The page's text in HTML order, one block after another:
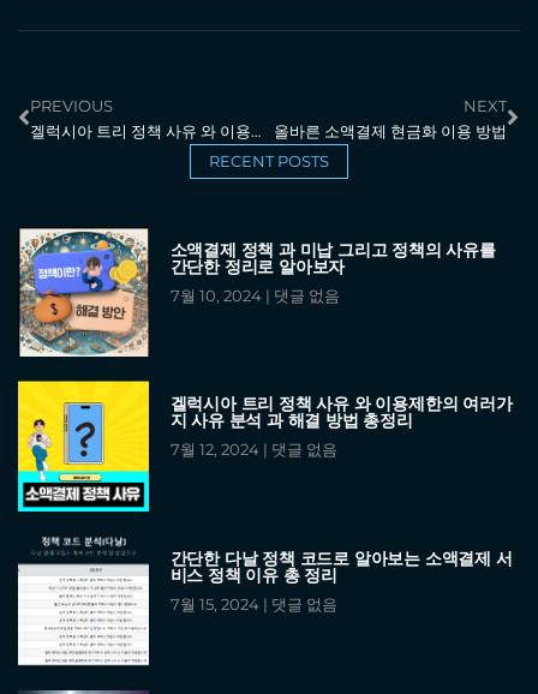
PREVIOUS
겔럭시아 트리 정책 사유 와 이용제한의 여러가지 사유 분석 과 해결 방법 총정리
NEXT
올바른 소액결제 현금화 이용 방법
RECENT POSTS
소액결제 정책 과 미납 그리고 정책의 사유를
간단한 정리로 알아보자
7월 10, 2024 댓글 없음
겔럭시아 트리 정책 사유 와 이용제한의 여러가
지 사유 분석 과 해결 방법 총정리
7월 12, 2024 댓글 없음
간단한 다날 정책 코드로 알아보는 소액결제 서
비스 정책 이유 총 정리
7월 15, 2024 댓글 없음